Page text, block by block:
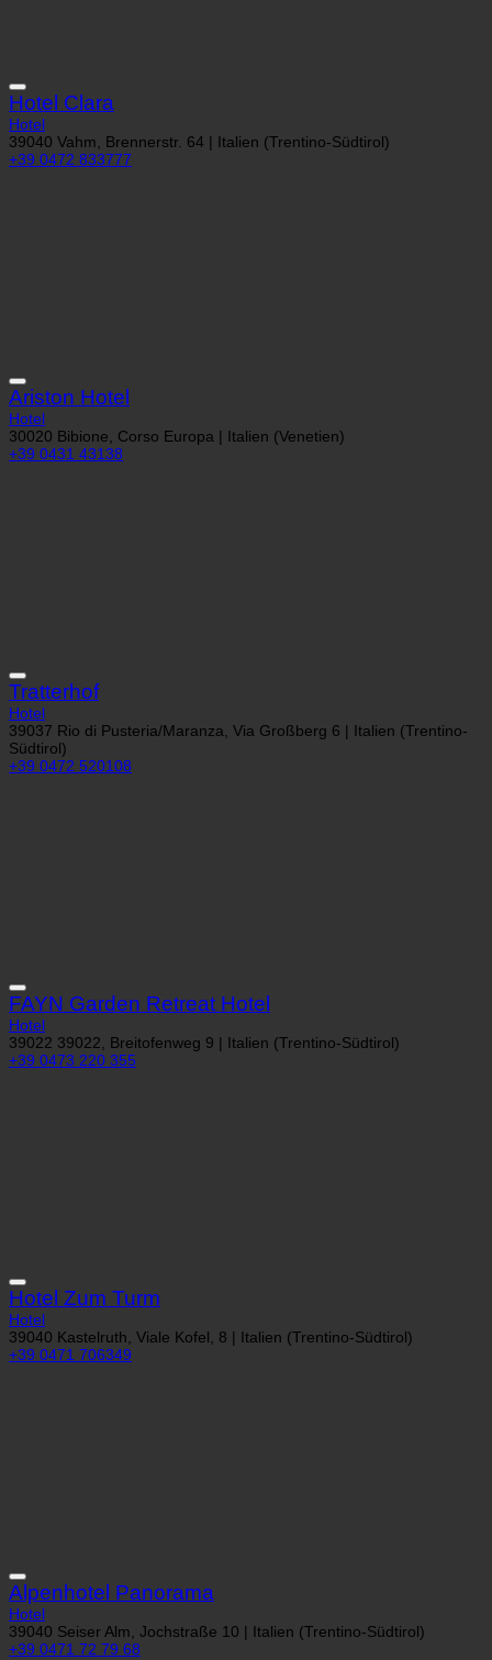
Hotel Clara
Hotel
39040 Vahm, Brennerstr. 64 | Italien (Trentino-Südtirol)
+39 0472 833777
Ariston Hotel
Hotel
30020 Bibione, Corso Europa | Italien (Venetien)
+39 0431 43138
Tratterhof
Hotel
39037 Rio di Pusteria/Maranza, Via Großberg 6 | Italien (Trentino-
Südtirol)
+39 0472 520108
FAYN Garden Retreat Hotel
Hotel
39022 39022, Breitofenweg 9 | Italien (Trentino-Südtirol)
+39 0473 220 355
Hotel Zum Turm
Hotel
39040 Kastelruth, Viale Kofel, 8 | Italien (Trentino-Südtirol)
+39 0471 706349
Alpenhotel Panorama
Hotel
39040 Seiser Alm, Jochstraße 10 | Italien (Trentino-Südtirol)
+39 0471 72 79 68